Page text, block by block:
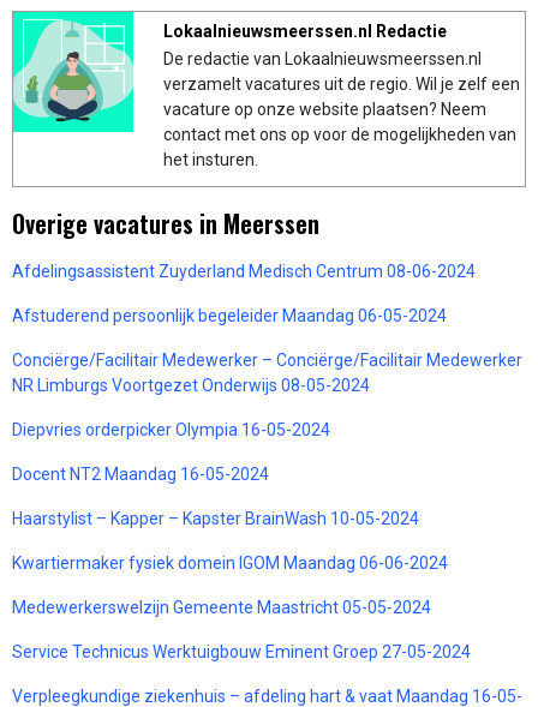
Lokaalnieuwsmeerssen.nl Redactie
De redactie van Lokaalnieuwsmeerssen.nl
verzamelt vacatures uit de regio. Wil je zelf een
vacature op onze website plaatsen? Neem
contact met ons op voor de mogelijkheden van
het insturen.
Overige vacatures in Meerssen
Afdelingsassistent Zuyderland Medisch Centrum 08-06-2024
Afstuderend persoonlijk begeleider Maandag 06-05-2024
Conciërge/Facilitair Medewerker – Conciërge/Facilitair Medewerker
NR Limburgs Voortgezet Onderwijs 08-05-2024
Diepvries orderpicker Olympia 16-05-2024
Docent NT2 Maandag 16-05-2024
Haarstylist – Kapper – Kapster BrainWash 10-05-2024
Kwartiermaker fysiek domein IGOM Maandag 06-06-2024
Medewerkerswelzijn Gemeente Maastricht 05-05-2024
Service Technicus Werktuigbouw Eminent Groep 27-05-2024
Verpleegkundige ziekenhuis – afdeling hart & vaat Maandag 16-05-